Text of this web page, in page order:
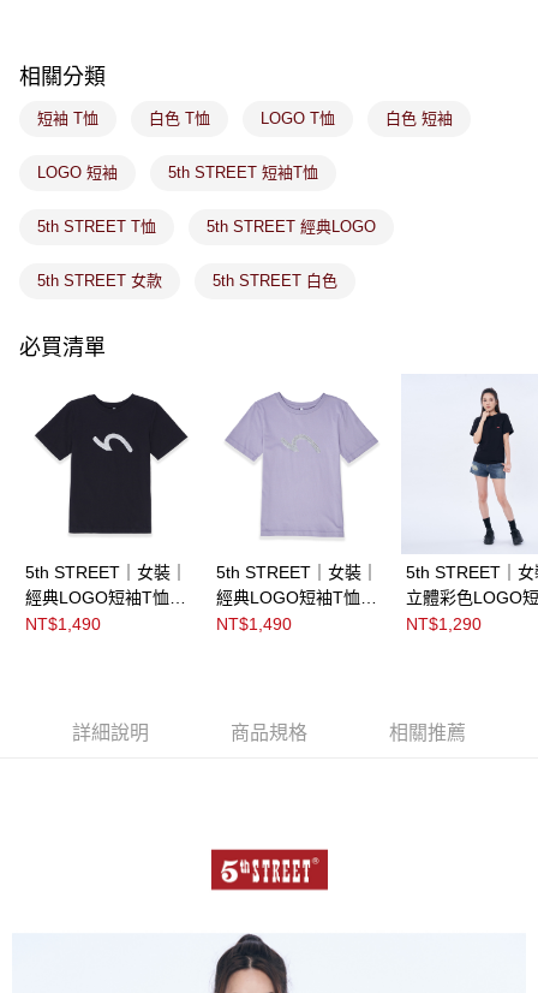
【注意事項】
易，需依本服務之必要範圍內提供個人資料，並將交易相關給付款項請求債
２．關於個人資料處理事宜，請瀏覽以下網址：
「AFTEE先享後付」，若未經同意申辦者引起之損失，本公司不負相關責
４．使用「AFTEE先享後付」時，將依據個別帳號之用戶狀況，依本公司即
５．嚴禁一人註冊多個帳號或使用他人資訊註冊。若發現惡意使用之情形，
7-11取貨付款
每筆NT$80，滿NT$1,800(含以上)免運費
每筆NT$80，滿NT$1,800(含以上)免運費
宅配
免運費
相關分類
短袖 T恤 白色 T恤 LOGO T恤 白色 短袖
LOGO 短袖 5th STREET 短袖T恤
5th STREET T恤 5th STREET 經典LOGO
5th STREET 女款 5th STREET 白色
必買清單
5th STREET｜女裝｜
經典LOGO短袖T恤｜
黑色
NT$1,490
5th STREET｜女裝｜
經典LOGO短袖T恤｜
紫色
NT$1,490
5th STREET｜女
立體彩色LOGO
恤｜黑色
NT$1,290
詳細說明 商品規格 相關推薦